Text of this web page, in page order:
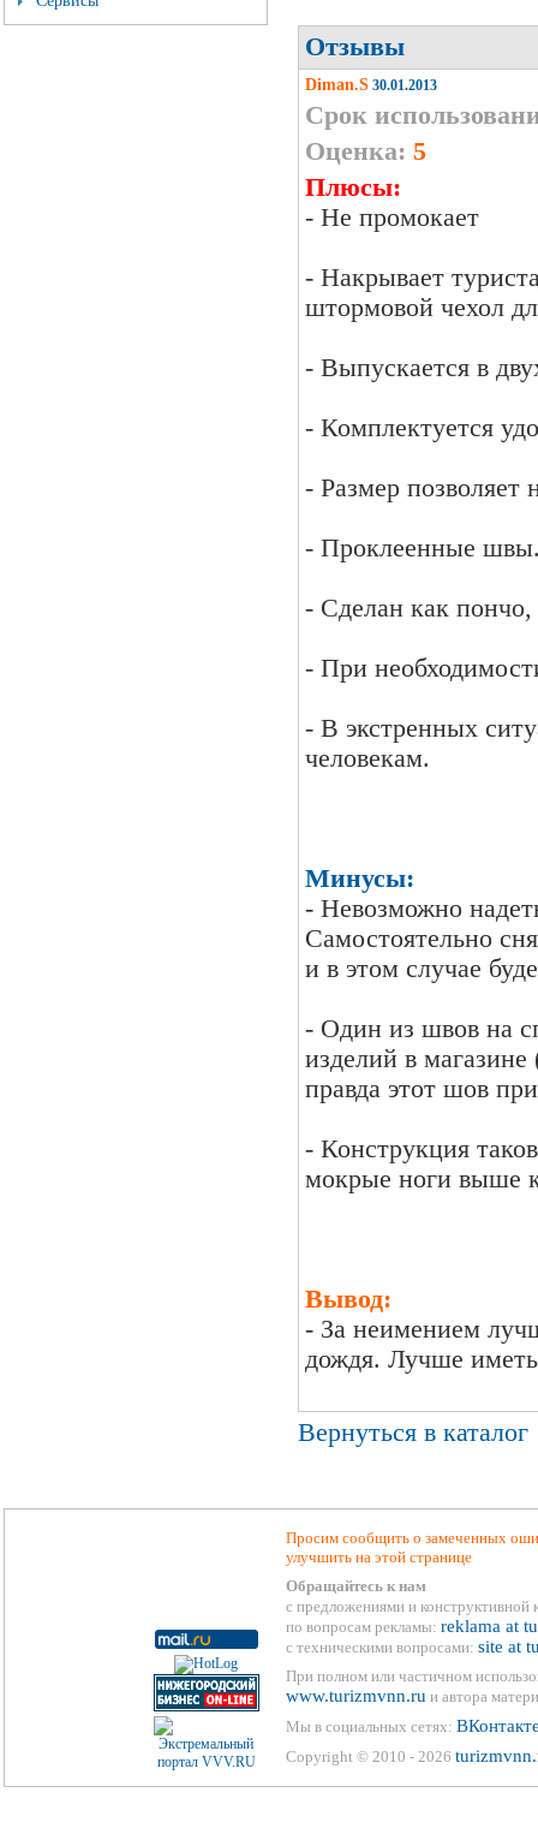
Отзывы
Diman.S 30.01.2013
Срок
Оценка: 5
Плюсы:
- Не промокает
- Накрывает
штормовой чехол
- Выпускается в
- Комплектуется
- Размер
- Проклеенные
- Сделан как
- При
- В экстренных
человекам.
Минусы:
- Невозможно
Самостоятельно
и в этом случае
- Один из швов на
изделий в магазине
правда этот шов
- Конструкция
мокрые ноги выше
Вывод:
- За неимением
дождя. Лучше иметь
Вернуться в каталог
Просим сообщить о замеченных
улучшить на этой странице
Обращайтесь к нам
с предложениями и конструктивной
по вопросам рекламы: reklama at
с техническими вопросами: site at
При полном или частичном
www.turizmvnn.ru и автора
Мы в социальных сетях:
Copyright © 2010 - 2026